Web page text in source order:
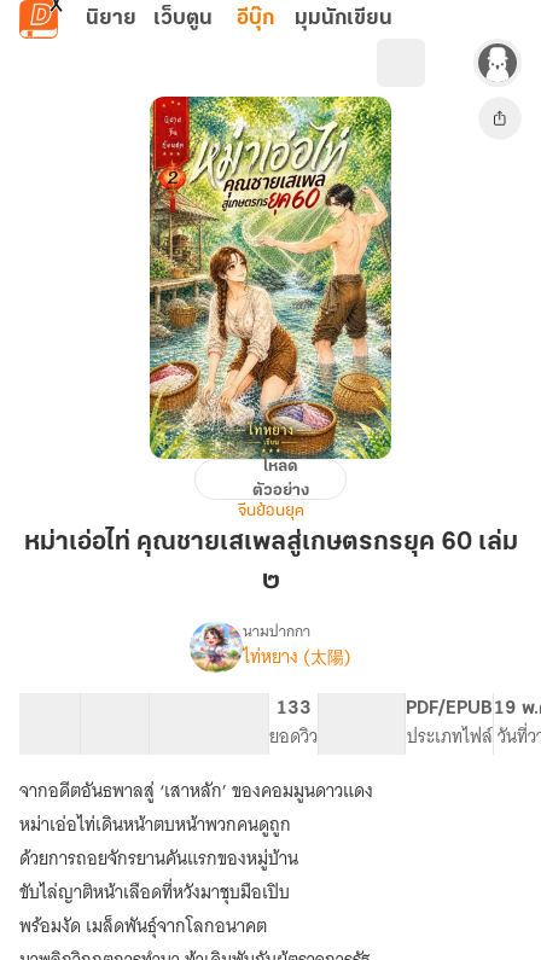
ข้ามไปยังเนื้อหาหลัก
นิยาย เว็บตูน อีบุ๊ก มุมนักเขียน
ไท่
คุณชาย
เกษตรกร
โหลด
ตัวอย่าง
จีนย้อนยุค
หม่าเอ่อไท่ คุณชายเสเพลสู่เกษตรกรยุค 60 เล่ม
๒
เรื่อง
เอ่อ
ไท่
คุณชาย
สู่
เกษตรกร
ยุค
60
นามปากกา
ไท่หยาง (太陽)
133
ยอดวิว
PDF/EPUB
ประเภทไฟล์
19 พ
วันที่ว
จากอดีตอันธพาลสู่ ‘เสาหลัก’ ของคอมมูนดาวแดง
หม่าเอ่อไท่เดินหน้าตบหน้าพวกคนดูถูก
ด้วยการถอยจักรยานคันแรกของหมู่บ้าน
ขับไล่ญาติหน้าเลือดที่หวังมาชุบมือเปิบ
พร้อมงัด เมล็ดพันธุ์จากโลกอนาคต